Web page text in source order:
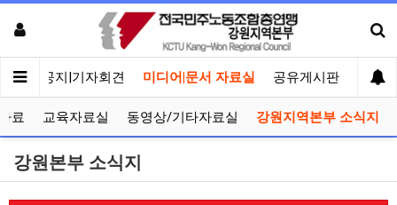
인 공지|기자회견 미디어|문서 자료실 공유게시판 선거
료 교육자료실 동영상/기타자료실 강원지역본부 소식지
강원본부 소식지